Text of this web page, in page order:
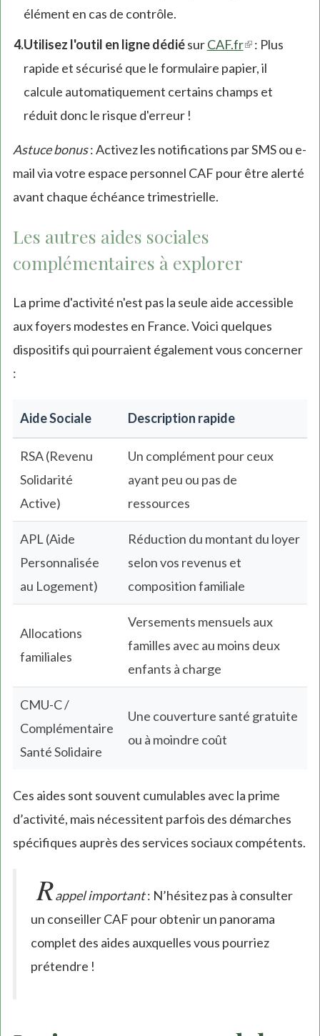
élément en cas de contrôle.
Utilisez l'outil en ligne dédiésurCAF.fr(link
is
external)
: Plus
rapide et sécurisé que le formulaire papier, il
calcule automatiquement certains champs et
réduit donc le risque d'erreur !
Astuce bonus: Activez les notifications par SMS ou e-
mail via votre espace personnel CAF pour être alerté
avant chaque échéance trimestrielle.
Les autres aides sociales
complémentaires à explorer
La prime d'activité n'est pas la seule aide accessible
aux foyers modestes en France. Voici quelques
dispositifs qui pourraient également vous concerner
:
Aide Sociale Description rapide
RSA (Revenu
Solidarité
Active)
Un complément pour ceux
ayant peu ou pas de
ressources
APL (Aide
Personnalisée
au Logement)
Réduction du montant du loyer
selon vos revenus et
composition familiale
Allocations
familiales
Versements mensuels aux
familles avec au moins deux
enfants à charge
CMU-C /
Complémentaire
Santé Solidaire
Une couverture santé gratuite
ou à moindre coût
Ces aides sont souvent cumulables avec la prime
d’activité, mais nécessitent parfois des démarches
spécifiques auprès des services sociaux compétents.
Rappel important: N’hésitez pas à consulter
un conseiller CAF pour obtenir un panorama
complet des aides auxquelles vous pourriez
prétendre !